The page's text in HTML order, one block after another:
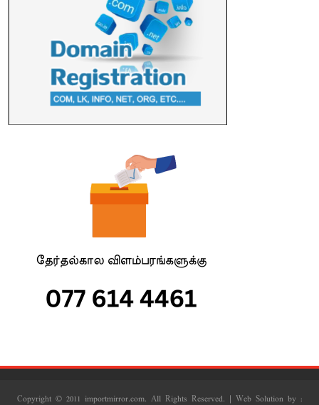
Copyright © 2011 importmirror.com. All Rights Reserved. | Web Solution by :